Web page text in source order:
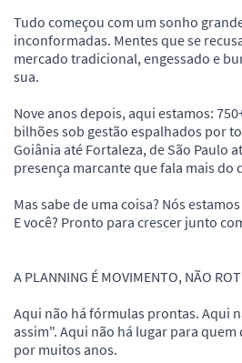
Tudo começou com um sonho
inconformadas. Mentes que se
mercado tradicional, engessado e
sua.
Nove anos depois, aqui estamos:
bilhões sob gestão espalhados por
Goiânia até Fortaleza, de São Paulo
presença marcante que fala mais do
Mas sabe de uma coisa? Nós
E você? Pronto para crescer junto
A PLANNING É MOVIMENTO, NÃO
Aqui não há fórmulas prontas. Aqui
assim". Aqui não há lugar para quem
por muitos anos.